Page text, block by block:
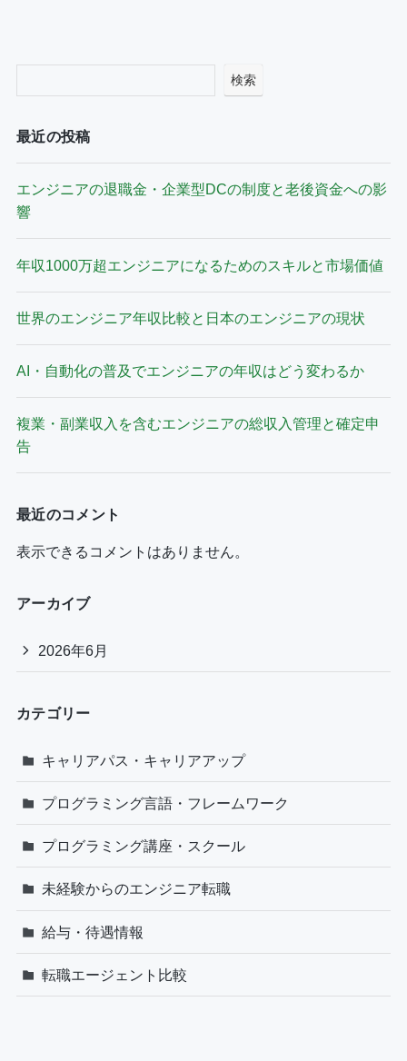
検索
最近の投稿
エンジニアの退職金・企業型DCの制度と老後資金への影
響
年収1000万超エンジニアになるためのスキルと市場価値
世界のエンジニア年収比較と日本のエンジニアの現状
AI・自動化の普及でエンジニアの年収はどう変わるか
複業・副業収入を含むエンジニアの総収入管理と確定申
告
最近のコメント
表示できるコメントはありません。
アーカイブ
2026年6月
カテゴリー
キャリアパス・キャリアアップ
プログラミング言語・フレームワーク
プログラミング講座・スクール
未経験からのエンジニア転職
給与・待遇情報
転職エージェント比較